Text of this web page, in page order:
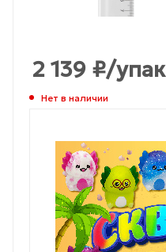
2 139 ₽/упак
Нет в наличии